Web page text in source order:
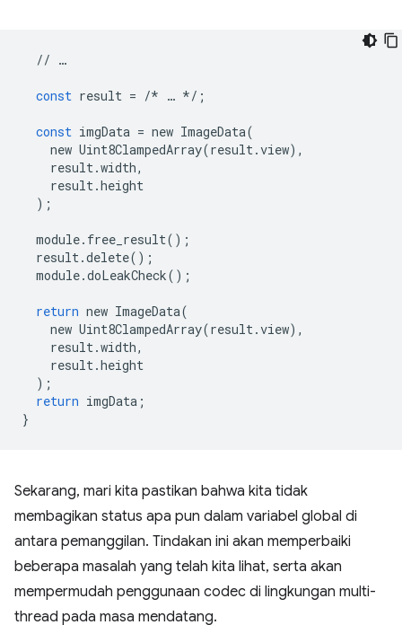
// …
const result = /* … */ ;
const imgData = new ImageData(
new Uint8ClampedArray(result.view),
result.width,
result.height
);
module. free_result();
result.delete();
module.doLeakCheck();
return new ImageData(
new Uint8ClampedArray(result.view),
result.width,
result.height
);
return imgData ;
}
Sekarang, mari kita pastikan bahwa kita tidak
membagikan status apa pun dalam variabel global di
antara pemanggilan. Tindakan ini akan memperbaiki
beberapa masalah yang telah kita lihat, serta akan
mempermudah penggunaan codec di lingkungan multi-
thread pada masa mendatang.